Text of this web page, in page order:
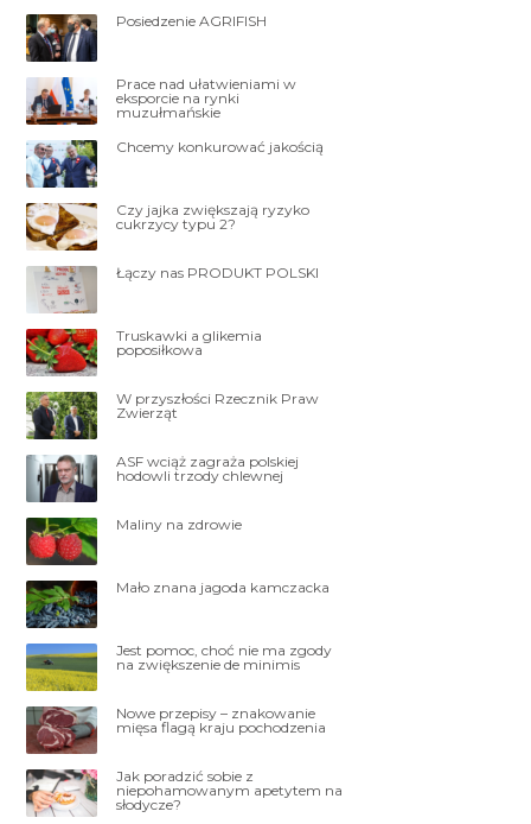
Posiedzenie AGRIFISH
Prace nad ułatwieniami w
eksporcie na rynki
muzułmańskie
Chcemy konkurować jakością
Czy jajka zwiększają ryzyko
cukrzycy typu 2?
Łączy nas PRODUKT POLSKI
Truskawki a glikemia
poposiłkowa
W przyszłości Rzecznik Praw
Zwierząt
ASF wciąż zagraża polskiej
hodowli trzody chlewnej
Maliny na zdrowie
Mało znana jagoda kamczacka
Jest pomoc, choć nie ma zgody
na zwiększenie de minimis
Nowe przepisy – znakowanie
mięsa flagą kraju pochodzenia
Jak poradzić sobie z
niepohamowanym apetytem na
słodycze?